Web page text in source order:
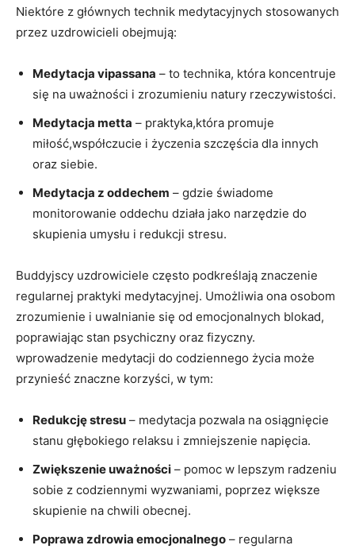
Niektóre z głównych technik medytacyjnych stosowanych
przez uzdrowicieli obejmują:
Medytacja vipassana – to technika, która koncentruje
się na uważności i zrozumieniu natury rzeczywistości.
Medytacja metta – praktyka,która promuje
miłość,współczucie i życzenia szczęścia dla innych
oraz siebie.
Medytacja z oddechem – gdzie świadome
monitorowanie oddechu działa jako narzędzie do
skupienia umysłu i redukcji stresu.
Buddyjscy uzdrowiciele często podkreślają znaczenie
regularnej praktyki medytacyjnej. Umożliwia ona osobom
zrozumienie i uwalnianie się od emocjonalnych blokad,
poprawiając stan psychiczny oraz fizyczny.
wprowadzenie medytacji do codziennego życia może
przynieść znaczne korzyści, w tym:
Redukcję stresu – medytacja pozwala na osiągnięcie
stanu głębokiego relaksu i zmniejszenie napięcia.
Zwiększenie uważności – pomoc w lepszym radzeniu
sobie z codziennymi wyzwaniami, poprzez większe
skupienie na chwili obecnej.
Poprawa zdrowia emocjonalnego – regularna